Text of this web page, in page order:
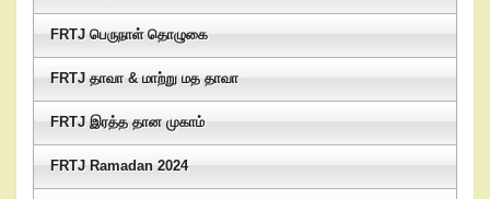
FRTJ பெருநாள் தொழுகை
FRTJ தாவா & மாற்று மத தாவா
FRTJ இரத்த தான முகாம்
FRTJ Ramadan 2024